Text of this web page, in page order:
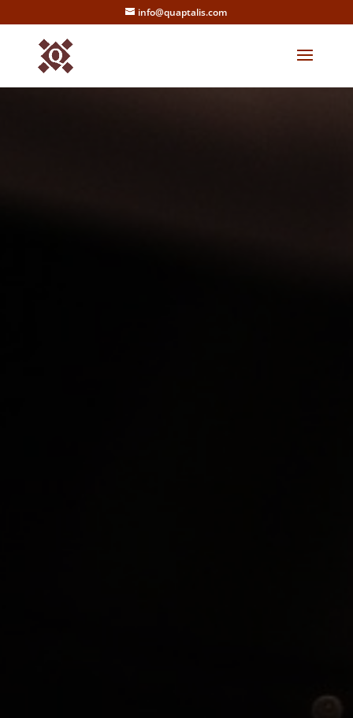
info@quaptalis.com